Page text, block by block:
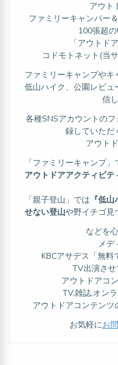
アウト
ファミリーキャンパー
100張超の
「アウトド
コドモトネット(当
ファミリーキャンプや
低山ハイク、公園レビ
信
各種SNSアカウントの
録していただ
アウト
「ファミリーキャンプ
アウトドアアクティビテ
「親子登山」では 『低
せない登山や野イチゴ見
などを
メデ
KBCアサデス「無
TV出演させ
アウトドアコ
TV,雑誌,オン
アウトドアコンテンツ
お気軽にお